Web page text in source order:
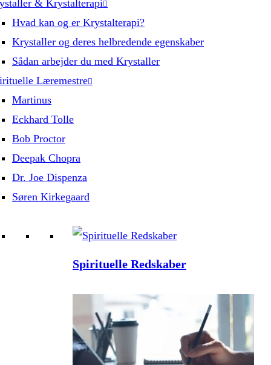
& Krystalterapi
Hvad kan og er Krystalterapi?
Krystaller og deres helbredende egenskaber
Sådan arbejder du med Krystaller
Læremestre
Martinus
Eckhard Tolle
Bob Proctor
Deepak Chopra
Dr. Joe Dispenza
Søren Kirkegaard
Spirituelle Redskaber